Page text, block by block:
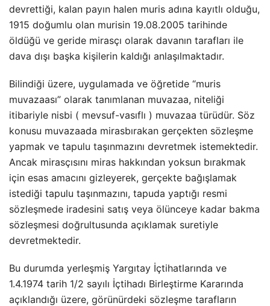
devrettiği, kalan payın halen muris adına kayıtlı olduğu,
1915 doğumlu olan murisin 19.08.2005 tarihinde
öldüğü ve geride mirasçı olarak davanın tarafları ile
dava dışı başka kişilerin kaldığı anlaşılmaktadır.
Bilindiği üzere, uygulamada ve öğretide “muris
muvazaası” olarak tanımlanan muvazaa, niteliği
itibariyle nisbi ( mevsuf-vasıflı ) muvazaa türüdür. Söz
konusu muvazaada mirasbırakan gerçekten sözleşme
yapmak ve tapulu taşınmazını devretmek istemektedir.
Ancak mirasçısını miras hakkından yoksun bırakmak
için esas amacını gizleyerek, gerçekte bağışlamak
istediği tapulu taşınmazını, tapuda yaptığı resmi
sözleşmede iradesini satış veya ölünceye kadar bakma
sözleşmesi doğrultusunda açıklamak suretiyle
devretmektedir.
Bu durumda yerleşmiş Yargıtay İçtihatlarında ve
1.4.1974 tarih 1/2 sayılı İçtihadı Birleştirme Kararında
açıklandığı üzere, görünürdeki sözleşme tarafların